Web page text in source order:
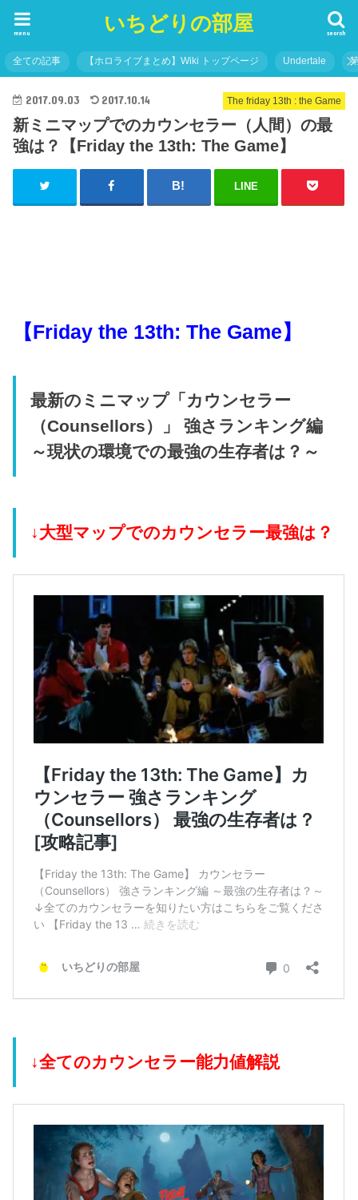
いちどりの部屋 search
menu
全ての記事 【ホロライブまとめ】Wiki トップページ Undertale
The friday 13th : the Game
2017.09.03 2017.10.14
新ミニマップでのカウンセラー（人間）の最
強は？【Friday the 13th: The Game】
LINE
【Friday the 13th: The Game】
最新のミニマップ「カウンセラー
（Counsellors）」 強さランキング編
～現状の環境での最強の生存者は？～
↓大型マップでのカウンセラー最強は？
↓全てのカウンセラー能力値解説